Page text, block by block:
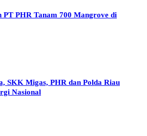
PHR Tanam 700 Mangrove di
SKK Migas, PHR dan Polda Riau
Nasional